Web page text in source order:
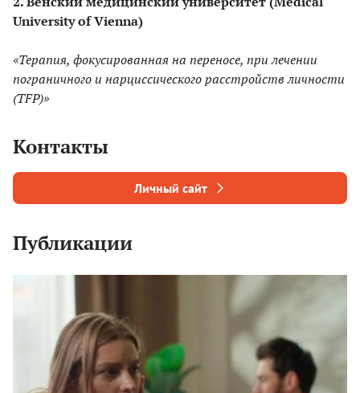
University of Vienna)
«Терапия, фокусированная на переносе, при лечении
пограничного и нарциссического расстройств личности
(TFP)»
Контакты
Личный сайт
Публикации